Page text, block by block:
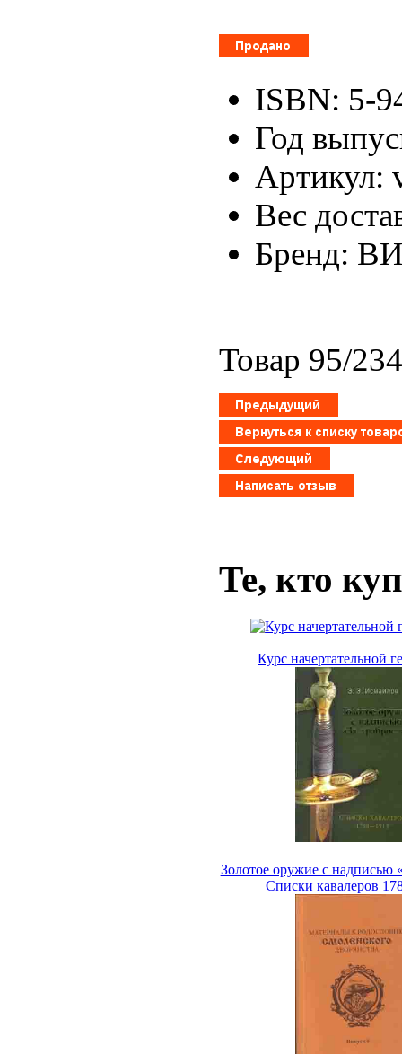
ISBN: 5-
Год
Артикул:
Вес
Бренд:
Товар 95/234
Те, кто
Курс начертательной
Золотое оружие с надписью
Списки кавалеров